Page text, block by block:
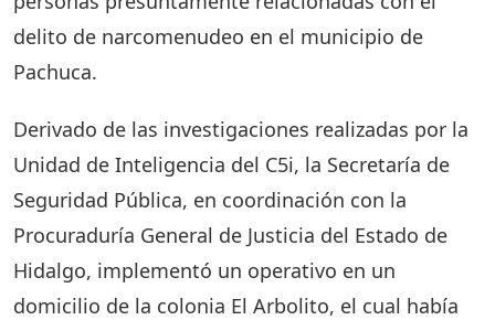
delito de narcomenudeo en el municipio de
Pachuca.
Derivado de las investigaciones realizadas por la
Unidad de Inteligencia del C5i, la Secretaría de
Seguridad Pública, en coordinación con la
Procuraduría General de Justicia del Estado de
Hidalgo, implementó un operativo en un
domicilio de la colonia El Arbolito, el cual había